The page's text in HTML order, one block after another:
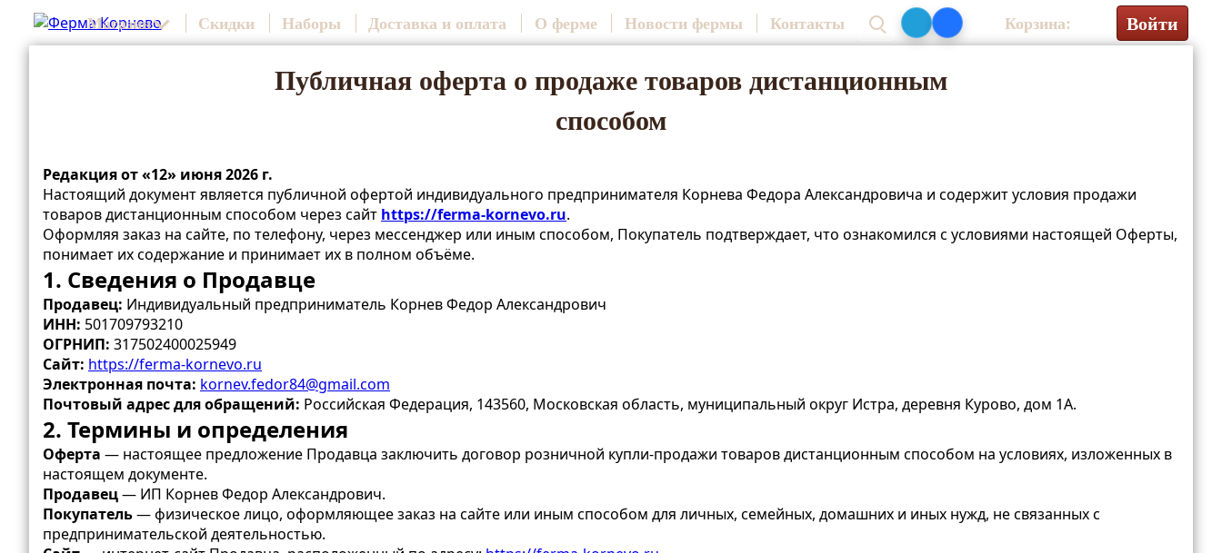
Магазин Скидки Наборы Доставка и оплата О ферме Новости фермы Контакты Корзина: Войти
Публичная оферта о продаже товаров дистанционным
способом
Редакция от «12» июня 2026 г.
Настоящий документ является публичной офертой индивидуального предпринимателя Корнева Федора Александровича и содержит условия продажи
товаров дистанционным способом через сайт https://ferma-kornevo.ru.
Оформляя заказ на сайте, по телефону, через мессенджер или иным способом, Покупатель подтверждает, что ознакомился с условиями настоящей Оферты,
понимает их содержание и принимает их в полном объёме.
1. Сведения о Продавце
Продавец: Индивидуальный предприниматель Корнев Федор Александрович
ИНН: 501709793210
ОГРНИП: 317502400025949
Сайт: https://ferma-kornevo.ru
Электронная почта: kornev.fedor84@gmail.com
Почтовый адрес для обращений: Российская Федерация, 143560, Московская область, муниципальный округ Истра, деревня Курово, дом 1А.
2. Термины и определения
Оферта — настоящее предложение Продавца заключить договор розничной купли-продажи товаров дистанционным способом на условиях, изложенных в
настоящем документе.
Продавец— ИП Корнев Федор Александрович.
Покупатель— физическое лицо, оформляющее заказ на сайте или иным способом для личных, семейных, домашних и иных нужд, не связанных с
предпринимательской деятельностью.